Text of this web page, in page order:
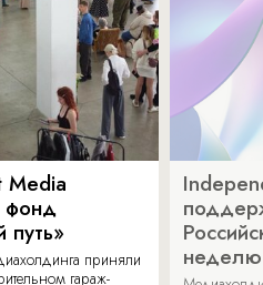
Media
приняли
гараж-
неделю